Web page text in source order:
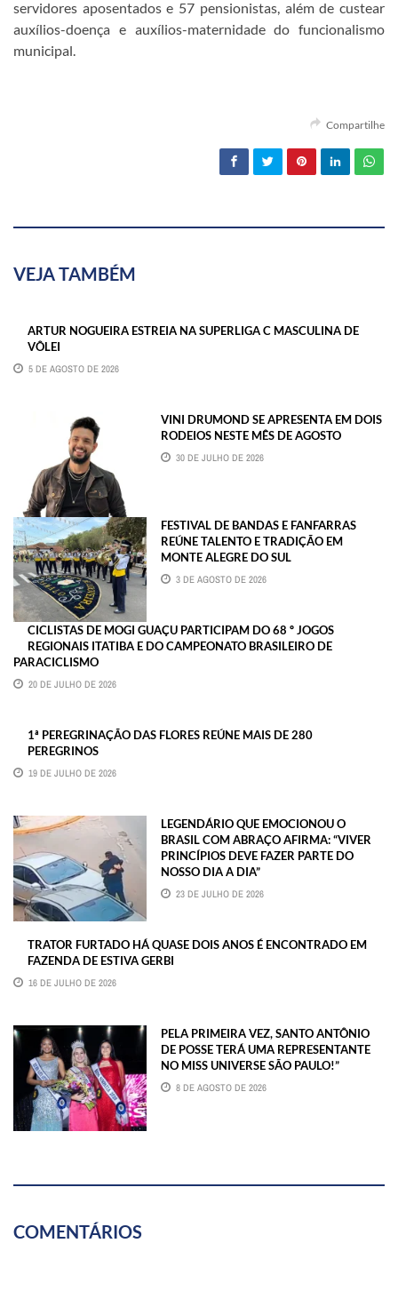
servidores aposentados e 57 pensionistas, além de custear
auxílios-doença e auxílios-maternidade do funcionalismo
municipal.
Compartilhe
VEJA TAMBÉM
ARTUR NOGUEIRA ESTREIA NA SUPERLIGA C MASCULINA DE
VÔLEI
5 DE AGOSTO DE 2026
VINI DRUMOND SE APRESENTA EM DOIS
RODEIOS NESTE MÊS DE AGOSTO
30 DE JULHO DE 2026
FESTIVAL DE BANDAS E FANFARRAS
REÚNE TALENTO E TRADIÇÃO EM
MONTE ALEGRE DO SUL
3 DE AGOSTO DE 2026
CICLISTAS DE MOGI GUAÇU PARTICIPAM DO 68 º JOGOS
REGIONAIS ITATIBA E DO CAMPEONATO BRASILEIRO DE
PARACICLISMO
20 DE JULHO DE 2026
1ª PEREGRINAÇÃO DAS FLORES REÚNE MAIS DE 280
PEREGRINOS
19 DE JULHO DE 2026
LEGENDÁRIO QUE EMOCIONOU O
BRASIL COM ABRAÇO AFIRMA: “VIVER
PRINCÍPIOS DEVE FAZER PARTE DO
NOSSO DIA A DIA”
23 DE JULHO DE 2026
TRATOR FURTADO HÁ QUASE DOIS ANOS É ENCONTRADO EM
FAZENDA DE ESTIVA GERBI
16 DE JULHO DE 2026
PELA PRIMEIRA VEZ, SANTO ANTÔNIO
DE POSSE TERÁ UMA REPRESENTANTE
NO MISS UNIVERSE SÃO PAULO!”
8 DE AGOSTO DE 2026
COMENTÁRIOS